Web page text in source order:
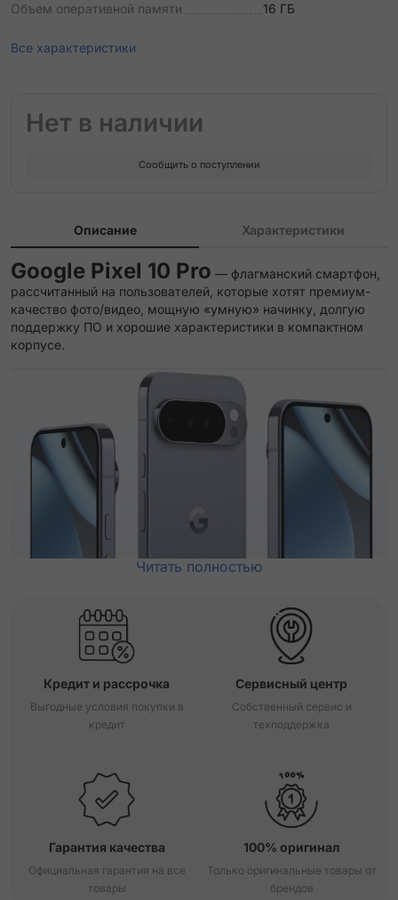
Объем оперативной памяти
16 ГБ
Все характеристики
Нет в наличии
Сообщить о поступлении
Описание Характеристики
Google Pixel 10 Pro — флагманский смартфон,
рассчитанный на пользователей, которые хотят премиум-
качество фото/видео, мощную «умную» начинку, долгую
поддержку ПО и хорошие характеристики в компактном
корпусе.
Читать полностью
Кредит и рассрочка
Выгодные условия покупки в
кредит
Сервисный центр
Собственный сервис и
техподдержка
Гарантия качества
Официальная гарантия на все
товары
100% оригинал
Только оригинальные товары от
брендов